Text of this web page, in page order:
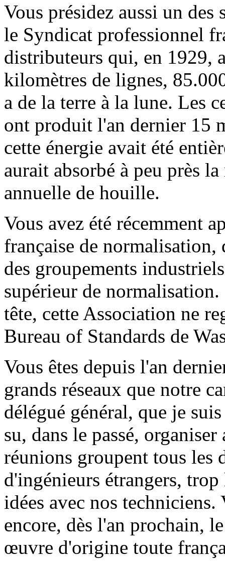
Vous présidez aussi un
le Syndicat professionnel
distributeurs qui, en 1929,
kilomètres de lignes,
a de la terre à la lune. Les
ont produit l'an dernier 15
cette énergie avait été
aurait absorbé à peu près
annuelle de houille.
Vous avez été récemment
française de
des groupements
supérieur de
tête, cette Association ne
Bureau of Standards de
Vous êtes depuis l'an
grands réseaux que notre
délégué général, que je
su, dans le passé,
réunions groupent tous les
d'ingénieurs étrangers,
idées avec nos
encore, dès l'an prochain,
œuvre d'origine toute